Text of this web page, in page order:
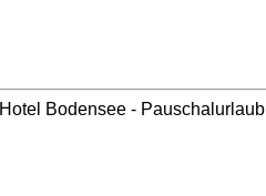
Hotel Bodensee -